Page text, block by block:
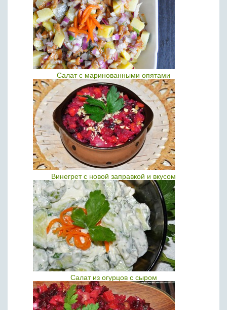
Салат с маринованными опятами
Винегрет с новой заправкой и вкусом
Салат из огурцов с сыром